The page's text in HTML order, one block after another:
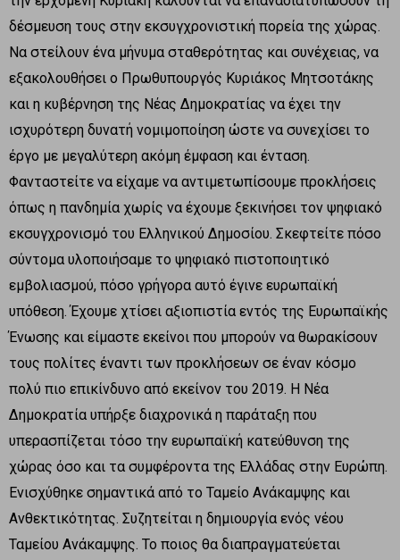
δέσμευση τους στην εκσυγχρονιστική πορεία της χώρας.
Να στείλουν ένα μήνυμα σταθερότητας και συνέχειας, να
εξακολουθήσει ο Πρωθυπουργός Κυριάκος Μητσοτάκης
και η κυβέρνηση της Νέας Δημοκρατίας να έχει την
ισχυρότερη δυνατή νομιμοποίηση ώστε να συνεχίσει το
έργο με μεγαλύτερη ακόμη έμφαση και ένταση.
Φανταστείτε να είχαμε να αντιμετωπίσουμε προκλήσεις
όπως η πανδημία χωρίς να έχουμε ξεκινήσει τον ψηφιακό
εκσυγχρονισμό του Ελληνικού Δημοσίου. Σκεφτείτε πόσο
σύντομα υλοποιήσαμε το ψηφιακό πιστοποιητικό
εμβολιασμού, πόσο γρήγορα αυτό έγινε ευρωπαϊκή
υπόθεση. Έχουμε χτίσει αξιοπιστία εντός της Ευρωπαϊκής
Ένωσης και είμαστε εκείνοι που μπορούν να θωρακίσουν
τους πολίτες έναντι των προκλήσεων σε έναν κόσμο
πολύ πιο επικίνδυνο από εκείνον του 2019. Η Νέα
Δημοκρατία υπήρξε διαχρονικά η παράταξη που
υπερασπίζεται τόσο την ευρωπαϊκή κατεύθυνση της
χώρας όσο και τα συμφέροντα της Ελλάδας στην Ευρώπη.
Ενισχύθηκε σημαντικά από το Ταμείο Ανάκαμψης και
Ανθεκτικότητας. Συζητείται η δημιουργία ενός νέου
Ταμείου Ανάκαμψης. Το ποιος θα διαπραγματεύεται